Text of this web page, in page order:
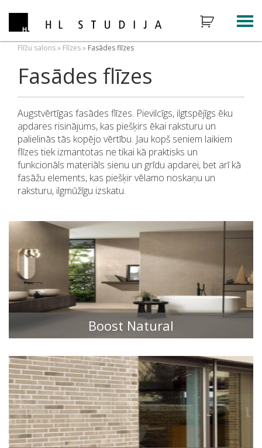
Flīžu salons» Flīzes» Fasādes flīzes
Fasādes flīzes
Augstvērtīgas fasādes flīzes. Pievilcīgs, ilgtspējīgs ēku
apdares risinājums, kas piešķirs ēkai raksturu un
palielinās tās kopējo vērtību. Jau kopš seniem laikiem
flīzes tiek izmantotas ne tikai kā praktisks un
funkcionāls materiāls sienu un grīdu apdarei, bet arī kā
fasāžu elements, kas piešķir vēlamo noskaņu un
raksturu, ilgmūžīgu izskatu.
Boost Natural
FLĪŽU KOLEKCIJAS